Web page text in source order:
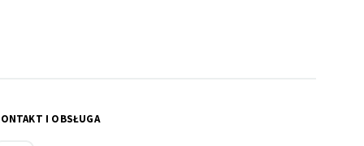
I OBSŁUGA